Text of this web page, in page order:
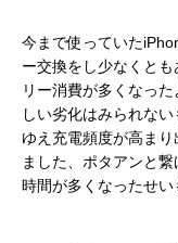
今まで使っていた
ー交換をし少なくと
リー消費が多くなっ
しい劣化はみられな
ゆえ充電頻度が高ま
ました、ポタアンと
時間が多くなったせい